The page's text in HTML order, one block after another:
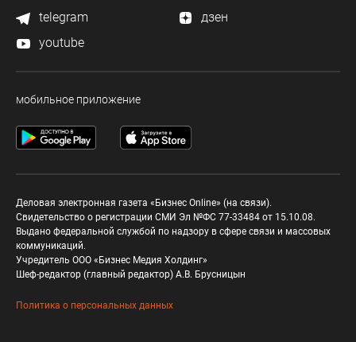
telegram
дзен
youtube
мобильное приложение
Деловая электронная газета «Бизнес Online» (на связи).
Свидетельство о регистрации СМИ Эл №ФС 77-33484 от 15.10.08.
Выдано федеральной службой по надзору в сфере связи и массовых
коммуникаций.
Учредитель ООО «Бизнес Медия Холдинг»
Шеф-редактор (главный редактор) А.В. Брусницын
Политика о персональных данных